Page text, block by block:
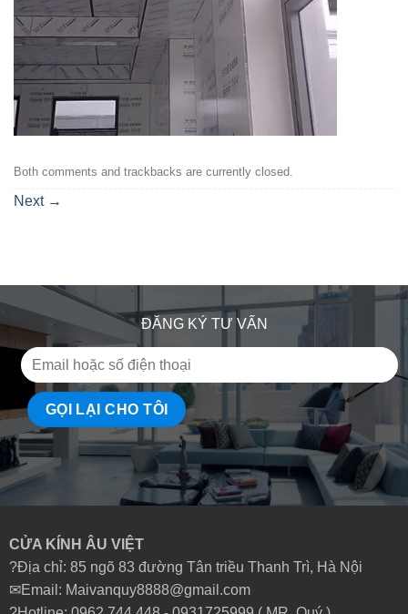
Both comments and trackbacks are currently closed.
Next →
ĐĂNG KÝ TƯ VẤN
CỬA KÍNH ÂU VIỆT
?Địa chỉ: 85 ngõ 83 đường Tân triều Thanh Trì, Hà Nội
✉Email: Maivanquy8888@gmail.com